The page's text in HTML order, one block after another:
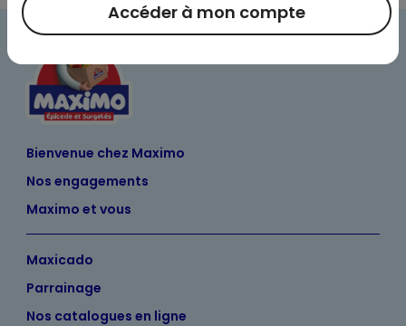
Bienvenue chez Maximo
Nos engagements
Maximo et vous
Maxicado
Parrainage
Nos catalogues en ligne
Accéder à mon compte